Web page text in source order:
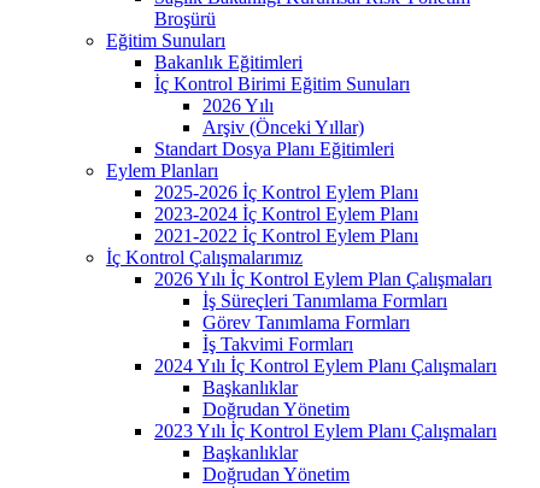
Broşürü
Eğitim Sunuları
Bakanlık Eğitimleri
İç Kontrol Birimi Eğitim Sunuları
2026 Yılı
Arşiv (Önceki Yıllar)
Standart Dosya Planı Eğitimleri
Eylem Planları
2025-2026 İç Kontrol Eylem Planı
2023-2024 İç Kontrol Eylem Planı
2021-2022 İç Kontrol Eylem Planı
İç Kontrol Çalışmalarımız
2026 Yılı İç Kontrol Eylem Plan Çalışmaları
İş Süreçleri Tanımlama Formları
Görev Tanımlama Formları
İş Takvimi Formları
2024 Yılı İç Kontrol Eylem Planı Çalışmaları
Başkanlıklar
Doğrudan Yönetim
2023 Yılı İç Kontrol Eylem Planı Çalışmaları
Başkanlıklar
Doğrudan Yönetim